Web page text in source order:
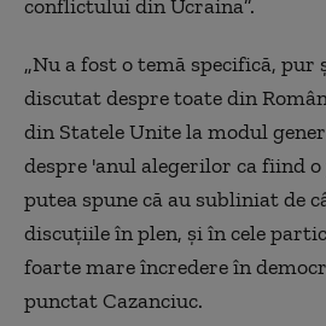
conflictului din Ucraina”.
„Nu a fost o temă specifică,
discutat despre toate din
din Statele Unite la modul
despre 'anul alegerilor ca fiind
putea spune că au subliniat de
discuţiile în plen, şi în cele
foarte mare încredere în
punctat Cazanciuc.